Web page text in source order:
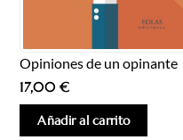
Opiniones de un opinante
17,00€
Añadir al carrito